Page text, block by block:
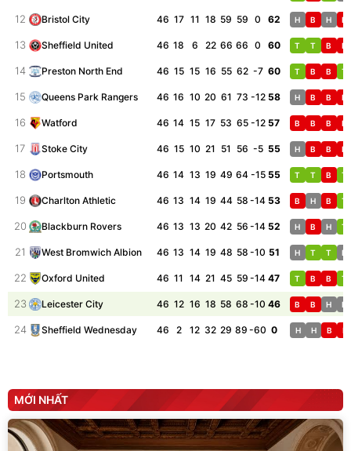
12 Bristol City 46 17 11 18 59 59 0 62 H B H B
13 Sheffield United 46 18 6 22 66 66 0 60 T T B B
14 Preston North End 46 15 15 16 55 62 -7 60 T B B T
15 Queens Park Rangers 46 16 10 20 61 73 -12 58 H B B B
16 Watford 46 14 15 17 53 65 -12 57 B B B B
17 Stoke City 46 15 10 21 51 56 -5 55 H B B B
18 Portsmouth 46 14 13 19 49 64 -15 55 T T B T
19 Charlton Athletic 46 13 14 19 44 58 -14 53 B H B T
20 Blackburn Rovers 46 13 13 20 42 56 -14 52 H B H T
21 West Bromwich Albion 46 13 14 19 48 58 -10 51 H T T H
22 Oxford United 46 11 14 21 45 59 -14 47 T B B T
23 Leicester City 46 12 16 18 58 68 -10 46 B B H H
24 Sheffield Wednesday 46 2 12 32 29 89 -60 0 H H B B
MỚI NHẤT